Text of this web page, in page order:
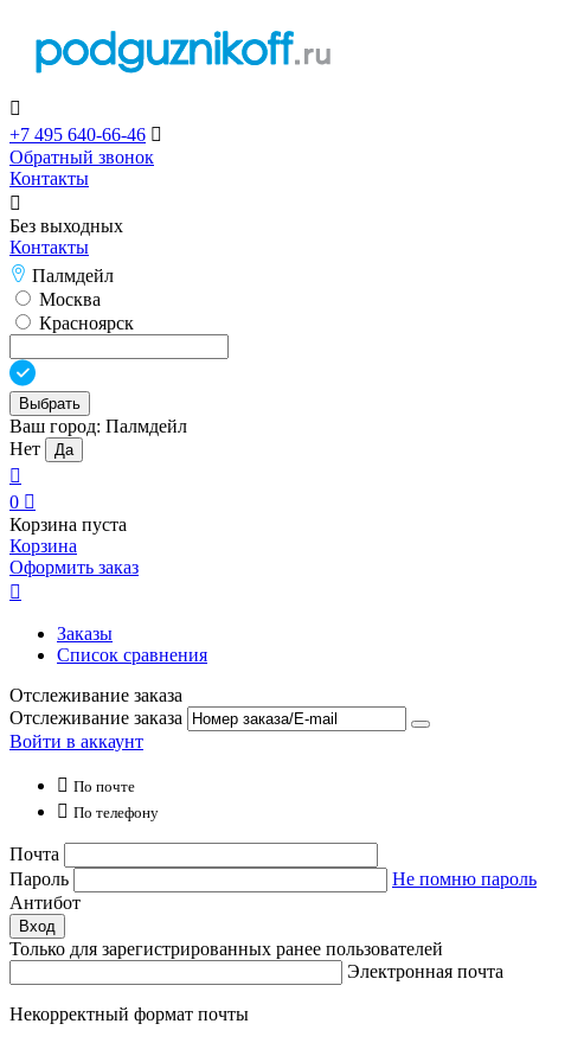

+7 495 640-66-46 
Обратный звонок
Контакты

Без выходных
Контакты
Палмдейл
Москва
Красноярск
Выбрать
Ваш город: Палмдейл
Нет
Да

0 
Корзина пуста
Корзина
Оформить заказ

Заказы
Список сравнения
Отслеживание заказа
Отслеживание заказа
Войти в аккаунт
 По почте
 По телефону
Почта
Пароль
Не помню пароль
Антибот
Вход
Только для зарегистрированных ранее пользователей
Электронная почта
Некорректный формат почты